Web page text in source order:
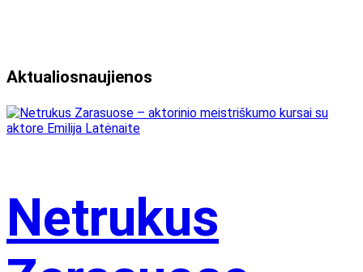
Aktualiosnaujienos
Netrukus